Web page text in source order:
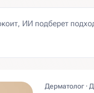
Дерматолог ·